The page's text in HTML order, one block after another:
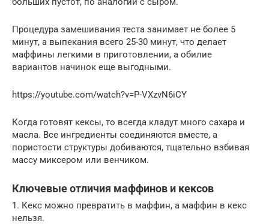
Процедура замешивания теста занимает не более 5
минут, а выпекания всего 25-30 минут, что делает
маффины легкими в приготовлении, а обилие
вариантов начинок еще выгодными.
https://youtube.com/watch?v=P-VXzvN6iCY
Когда готовят кексы, то всегда кладут много сахара и
масла. Все ингредиенты соединяются вместе, а
пористости структуры добиваются, тщательно взбивая
массу миксером или венчиком.
Ключевые отличия маффинов и кексов
1. Кекс можно превратить в маффин, а маффин в кекс
нельзя.